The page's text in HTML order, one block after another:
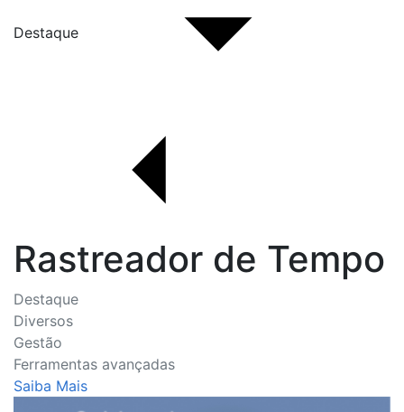
Destaque
Rastreador de Tempo
Destaque
Diversos
Gestão
Ferramentas avançadas
Saiba Mais